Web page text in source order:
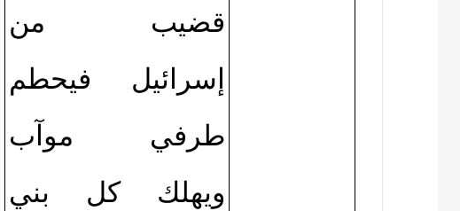
قضيب من
إسرائيل فيحطم
طرفي موآب
ويهلك كل بني